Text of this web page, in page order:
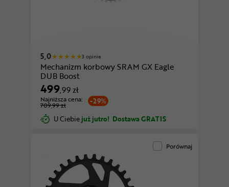
5,0 3 opinie
Mechanizm korbowy SRAM GX Eagle
DUB Boost
499,99 zł
-29%
Najniższa cena:
709,99 zł
U Ciebie już jutro! Dostawa GRATIS
Porównaj